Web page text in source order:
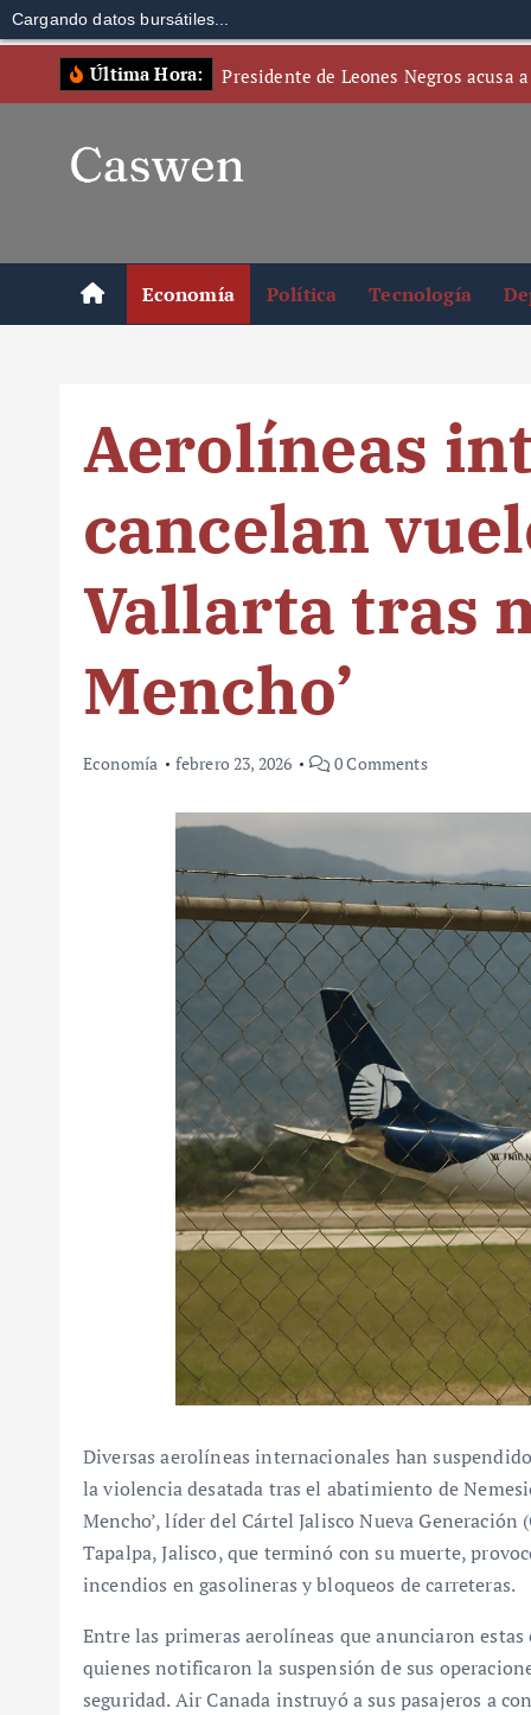
Cargando datos bursátiles...
Última Hora: Presidente de Leones Negros acusa
Economía Política Tecnología
Aerolíneas
cancelan
Vallarta tras
Mencho’
Economía febrero 23, 2026 0 Comments
Diversas aerolíneas internacionales han
la violencia desatada tras el abatimiento de
Mencho’, líder del Cártel Jalisco Nueva
Tapalpa, Jalisco, que terminó con su muerte,
incendios en gasolineras y bloqueos de carreteras.
Entre las primeras aerolíneas que anunciaron
quienes notificaron la suspensión de sus
seguridad. Air Canada instruyó a sus pasajeros a